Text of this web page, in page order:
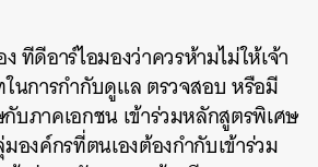
ทีดีอาร์ไอมองว่าควรห้ามไม่ให้เจ้า
นการกำกับดูแล ตรวจสอบ หรือมี
บภาคเอกชน เข้าร่วมหลักสูตรพิเศษ
องค์กรที่ตนเองต้องกำกับเข้าร่วม